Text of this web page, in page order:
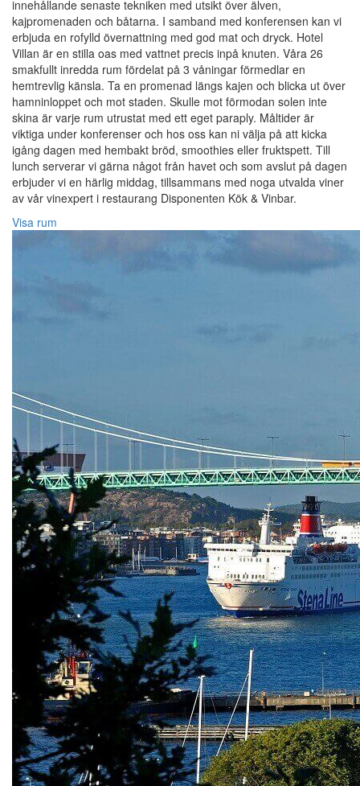
innehållande senaste tekniken med utsikt över älven,
kajpromenaden och båtarna. I samband med konferensen kan vi
erbjuda en rofylld övernattning med god mat och dryck. Hotel
Villan är en stilla oas med vattnet precis inpå knuten. Våra 26
smakfullt inredda rum fördelat på 3 våningar förmedlar en
hemtrevlig känsla. Ta en promenad längs kajen och blicka ut över
hamninloppet och mot staden. Skulle mot förmodan solen inte
skina är varje rum utrustat med ett eget paraply. Måltider är
viktiga under konferenser och hos oss kan ni välja på att kicka
igång dagen med hembakt bröd, smoothies eller fruktspett. Till
lunch serverar vi gärna något från havet och som avslut på dagen
erbjuder vi en härlig middag, tillsammans med noga utvalda viner
av vår vinexpert i restaurang Disponenten Kök & Vinbar.
Visa rum